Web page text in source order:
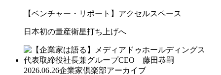
【ベンチャー・リポート】アクセルスペース
日本初の量産衛星打ち上げへ
2026.06.26企業家倶楽部アーカイブ